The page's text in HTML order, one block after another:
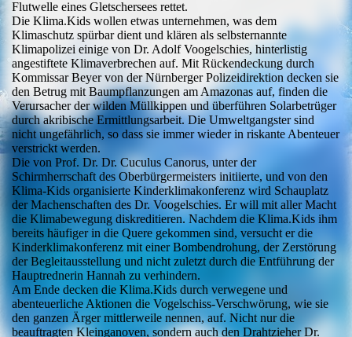
Flutwelle eines Gletschersees rettet.
Die Klima.Kids wollen etwas unternehmen, was dem
Klimaschutz spürbar dient und klären als selbsternannte
Klimapolizei einige von Dr. Adolf Voogelschies, hinterlistig
angestiftete Klimaverbrechen auf. Mit Rückendeckung durch
Kommissar Beyer von der Nürnberger Polizeidirektion decken sie
den Betrug mit Baumpflanzungen am Amazonas auf, finden die
Verursacher der wilden Müllkippen und überführen Solarbetrüger
durch akribische Ermittlungsarbeit. Die Umweltgangster sind
nicht ungefährlich, so dass sie immer wieder in riskante Abenteuer
verstrickt werden.
Die von Prof. Dr. Dr. Cuculus Canorus, unter der
Schirmherrschaft des Oberbürgermeisters initiierte, und von den
Klima-Kids organisierte Kinderklimakonferenz wird Schauplatz
der Machenschaften des Dr. Voogelschies. Er will mit aller Macht
die Klimabewegung diskreditieren. Nachdem die Klima.Kids ihm
bereits häufiger in die Quere gekommen sind, versucht er die
Kinderklimakonferenz mit einer Bombendrohung, der Zerstörung
der Begleitausstellung und nicht zuletzt durch die Entführung der
Hauptrednerin Hannah zu verhindern.
Am Ende decken die Klima.Kids durch verwegene und
abenteuerliche Aktionen die Vogelschiss-Verschwörung, wie sie
den ganzen Ärger mittlerweile nennen, auf. Nicht nur die
beauftragten Kleinganoven, sondern auch den Drahtzieher Dr.